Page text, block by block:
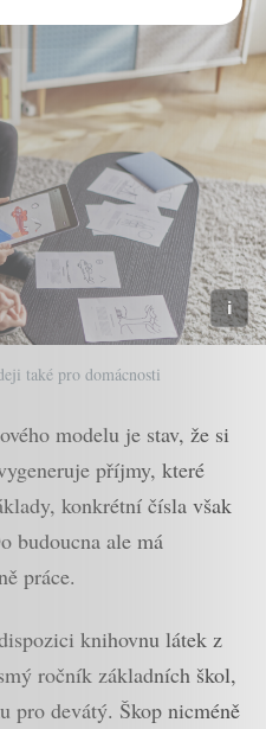
také pro domácnosti
modelu je stav, že si
příjmy, které
konkrétní čísla však
budoucna ale má
práce.
knihovnu látek z
ročník základních škol,
pro devátý. Škop nicméně